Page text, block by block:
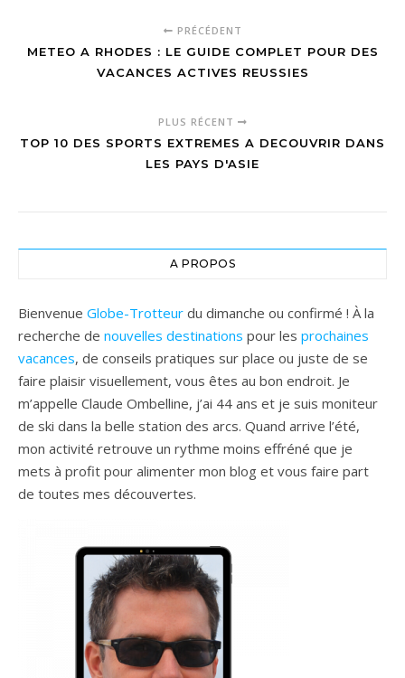
restaurant
Kostis du Pirée
PRÉCÉDENT
METEO A RHODES : LE GUIDE COMPLET POUR DES
VACANCES ACTIVES REUSSIES
PLUS RÉCENT
TOP 10 DES SPORTS EXTREMES A DECOUVRIR DANS
LES PAYS D'ASIE
A PROPOS
Bienvenue Globe-Trotteur du dimanche ou confirmé ! À la
recherche de nouvelles destinations pour les prochaines
vacances, de conseils pratiques sur place ou juste de se
faire plaisir visuellement, vous êtes au bon endroit. Je
m’appelle Claude Ombelline, j’ai 44 ans et je suis moniteur
de ski dans la belle station des arcs. Quand arrive l’été,
mon activité retrouve un rythme moins effréné que je
mets à profit pour alimenter mon blog et vous faire part
de toutes mes découvertes.